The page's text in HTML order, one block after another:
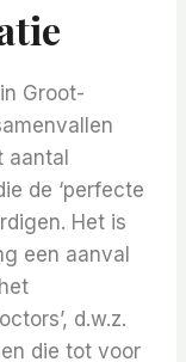
Groot-
de ‘perfecte
Het is
een aanval
d.w.z.
die tot voor